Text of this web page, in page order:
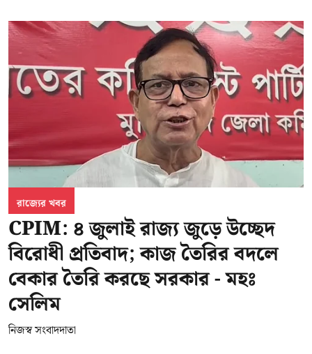
রাজ্যের খবর
CPIM: ৪ জুলাই রাজ্য জুড়ে উচ্ছেদ
বিরোধী প্রতিবাদ; কাজ তৈরির বদলে
বেকার তৈরি করছে সরকার - মহঃ
সেলিম
নিজস্ব সংবাদদাতা